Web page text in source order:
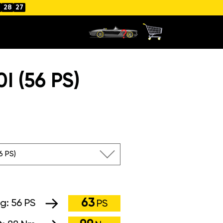
28 26
(56 PS)
PS)
56 PS 63 PS